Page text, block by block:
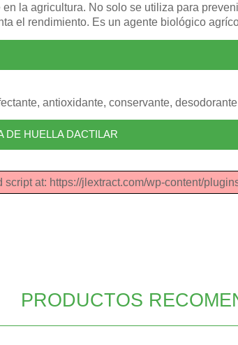
la agricultura. No solo se utiliza para
el rendimiento. Es un agente biológico
antioxidante, conservante,
DE HUELLA DACTILAR
at: https://jlextract.com/wp-content/
PRODUCTOS